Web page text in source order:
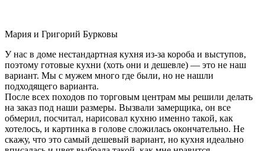
Мария и Григорий Бурковы
У нас в доме нестандартная кухня из-за короба и выступов,
поэтому готовые кухни (хоть они и дешевле) — это не наш
вариант. Мы с мужем много где были, но не нашли
подходящего варианта.
После всех походов по торговым центрам мы решили делать
на заказ под наши размеры. Вызвали замерщика, он все
обмерил, посчитал, нарисовал кухню именно такой, как
хотелось, и картинка в голове сложилась окончательно. Не
скажу, что это самый дешевый вариант, но кухня идеально